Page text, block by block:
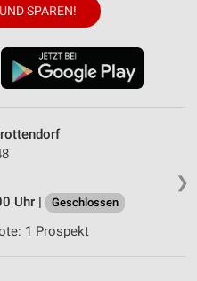
SPAREN!
❯
Uhr |
Geschlossen
1 Prospekt